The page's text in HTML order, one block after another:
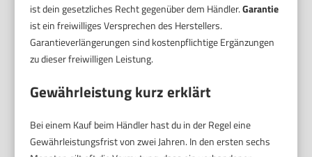
ist dein gesetzliches Recht gegenüber dem Händler.Garantie
ist ein freiwilliges Versprechen des Herstellers.
Garantieverlängerungen sind kostenpflichtige Ergänzungen
zu dieser freiwilligen Leistung.
Gewährleistung kurz erklärt
Bei einem Kauf beim Händler hast du in der Regel eine
Gewährleistungsfrist von zwei Jahren. In den ersten sechs